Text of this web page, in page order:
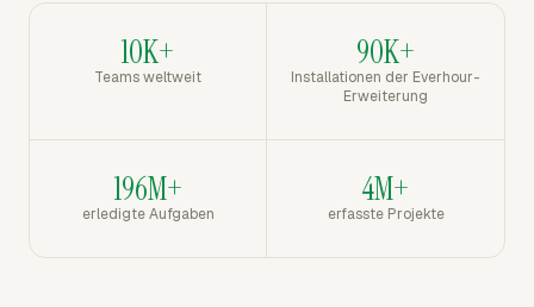
10K+
Teams weltweit
90K+
Installationen der Everhour-
Erweiterung
196M+
erledigte Aufgaben
4M+
erfasste Projekte